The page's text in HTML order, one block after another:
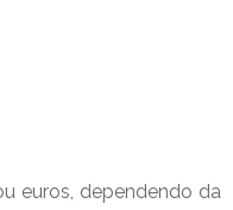
euros, dependendo da